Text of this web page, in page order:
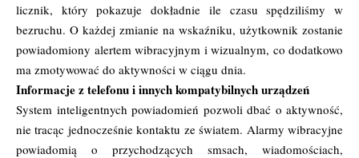
licznik, który pokazuje dokładnie ile czasu spędziliśmy w
bezruchu. O każdej zmianie na wskaźniku, użytkownik zostanie
powiadomiony alertem wibracyjnym i wizualnym, co dodatkowo
ma zmotywować do aktywności w ciągu dnia.
Informacje z telefonu i innych kompatybilnych urządzeń
System inteligentnych powiadomień pozwoli dbać o aktywność,
nie tracąc jednocześnie kontaktu ze światem. Alarmy wibracyjne
powiadomią o przychodzących smsach, wiadomościach,